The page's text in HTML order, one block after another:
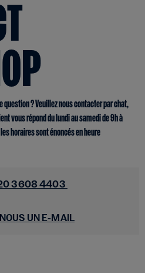
question ? Veuillez nous contacter par chat,
vous répond du lundi au samedi de 9h à
horaires sont énoncés en heure
3608 4403
UN E-MAIL